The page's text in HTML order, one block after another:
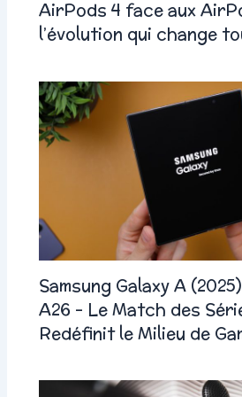
AirPods 4 face aux
l’évolution qui change
Samsung Galaxy A
A26 – Le Match des
Redéfinit le Milieu de